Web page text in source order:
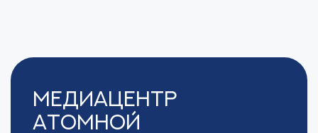
Медиацентр
Атомной